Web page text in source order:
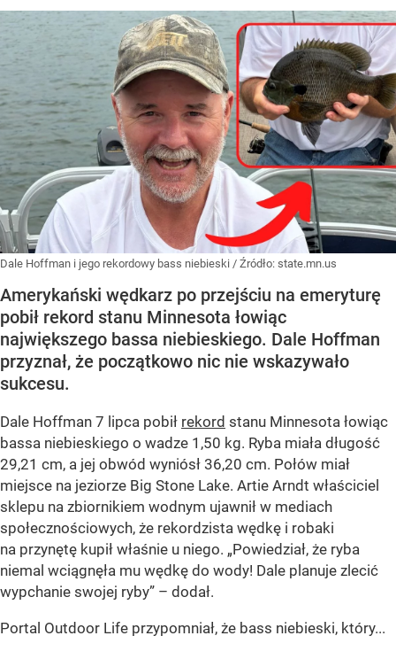
Dale Hoffman i jego rekordowy bass niebieski / Źródło: state.mn.us
Amerykański wędkarz po przejściu na emeryturę
pobił rekord stanu Minnesota łowiąc
największego bassa niebieskiego. Dale Hoffman
przyznał, że początkowo nic nie wskazywało
sukcesu.
Dale Hoffman 7 lipca pobił rekord stanu Minnesota łowiąc
bassa niebieskiego o wadze 1,50 kg. Ryba miała długość
29,21 cm, a jej obwód wyniósł 36,20 cm. Połów miał
miejsce na jeziorze Big Stone Lake. Artie Arndt właściciel
sklepu na zbiornikiem wodnym ujawnił w mediach
społecznościowych, że rekordzista wędkę i robaki
na przynętę kupił właśnie u niego. „Powiedział, że ryba
niemal wciągnęła mu wędkę do wody! Dale planuje zlecić
wypchanie swojej ryby” – dodał.
Portal Outdoor Life przypomniał, że bass niebieski, który...